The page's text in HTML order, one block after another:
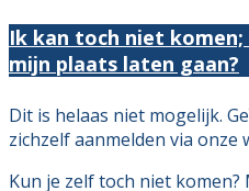
Ik kan toch niet
mijn plaats laten gaan?
Dit is helaas niet mogelijk.
zichzelf aanmelden via onze
Kun je zelf toch niet komen?